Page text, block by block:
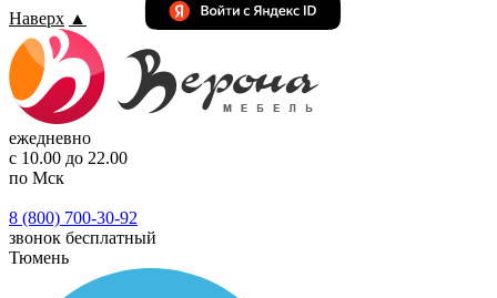
Наверх ▲
ежедневно
с 10.00 до 22.00
по Мск
8 (800) 700-30-92
звонок бесплатный
Тюмень